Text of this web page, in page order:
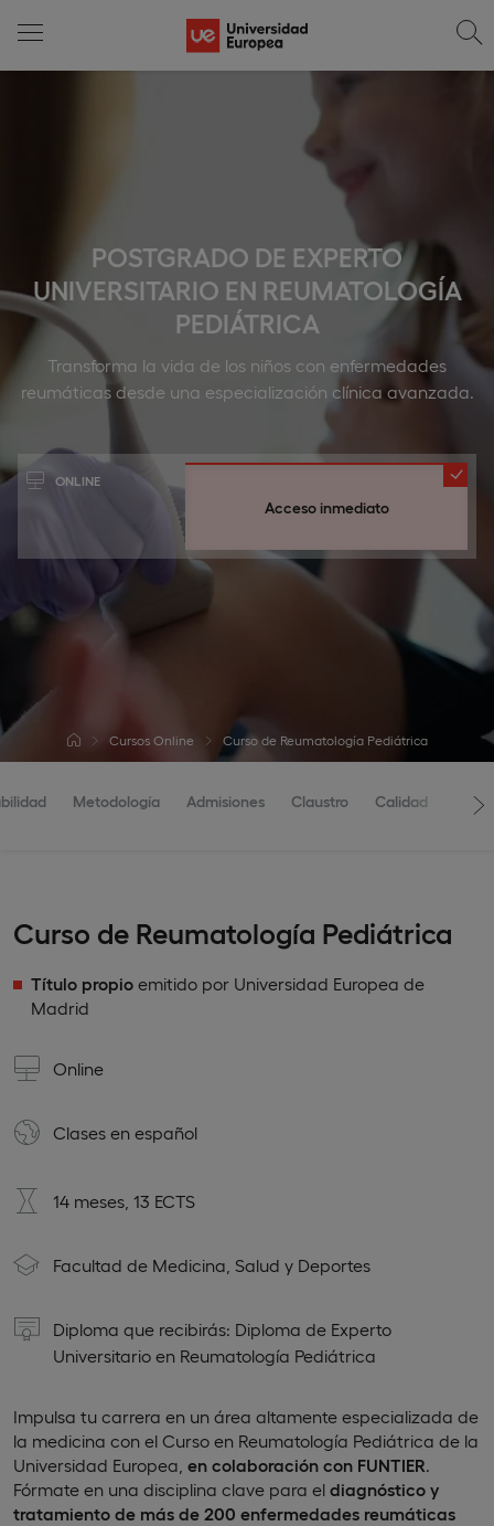
POSTGRADO DE EXPERTO
UNIVERSITARIO EN REUMATOLOGÍA
PEDIÁTRICA
Transforma la vida de los niños con enfermedades
reumáticas desde una especialización clínica avanzada.
ONLINE
Acceso inmediato
Cursos Online Curso de Reumatología Pediátrica
Metodología Admisiones Claustro Calidad
Curso de Reumatología Pediátrica
Título propio emitido por Universidad Europea de
Madrid
Online
Clases en español
14 meses, 13 ECTS
Facultad de Medicina, Salud y Deportes
Diploma que recibirás: Diploma de Experto
Universitario en Reumatología Pediátrica
Impulsa tu carrera en un área altamente especializada de
la medicina con el Curso en Reumatología Pediátrica de la
Universidad Europea, en colaboración con FUNTIER.
Fórmate en una disciplina clave para el diagnóstico y
tratamiento de más de 200 enfermedades reumáticas